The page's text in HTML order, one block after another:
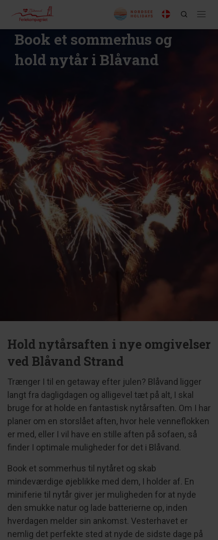
Book et sommerhus og
hold nytår i Blåvand
Hold nytårsaften i nye omgivelser
ved Blåvand Strand
Trænger I til en getaway efter julen? Blåvand ligger
langt fra dagligdagen og alligevel tæt på alt, I skal
bruge for at holde en fantastisk nytårsaften. Om I har
planer om en storslået aften, hvor hele venneflokken
er med, eller I vil have en stille aften på sofaen, så
finder I optimale muligheder for det i Blåvand.
Book et sommerhus til nytåret og skab
mindeværdige øjeblikke med dem, I holder af. En
miniferie til nytår giver jer muligheden for at nyde
den smukke natur og lade batterierne op, inden
hverdagen melder sin ankomst. Vesterhavet er
nemlig det perfekte sted at nyde de sidste dage på